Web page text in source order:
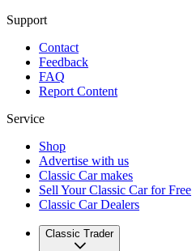
Support
Contact
Feedback
FAQ
Report Content
Service
Shop
Advertise with us
Classic Car makes
Sell Your Classic Car for Free
Classic Car Dealers
Classic Trader